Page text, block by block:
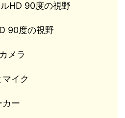
HD 90度の視野
90度の視野
メラ
マイク
カー